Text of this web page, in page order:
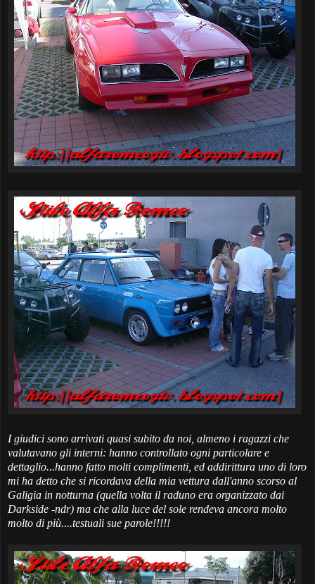
I giudici sono arrivati quasi subito da noi, almeno i ragazzi che
valutavano gli interni: hanno controllato ogni particolare e
dettaglio...hanno fatto molti complimenti, ed addirittura uno di loro
mi ha detto che si ricordava della mia vettura dall'anno scorso al
Galigia in notturna (quella volta il raduno era organizzato dai
Darkside -ndr) ma che alla luce del sole rendeva ancora molto
molto di più....testuali sue parole!!!!!